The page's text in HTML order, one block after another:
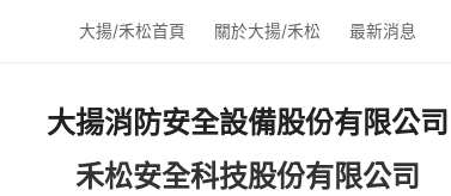
大揚/禾松首頁 關於大揚/禾松 最新消息
大揚消防安全設備股份有限公司
禾松安全科技股份有限公司